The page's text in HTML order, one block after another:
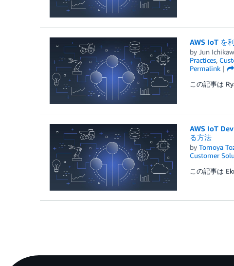
AWS IoT を
by Jun
Practices,
Permalink
この記事は
AWS IoT
る方法
by Tomoya
Customer
この記事は